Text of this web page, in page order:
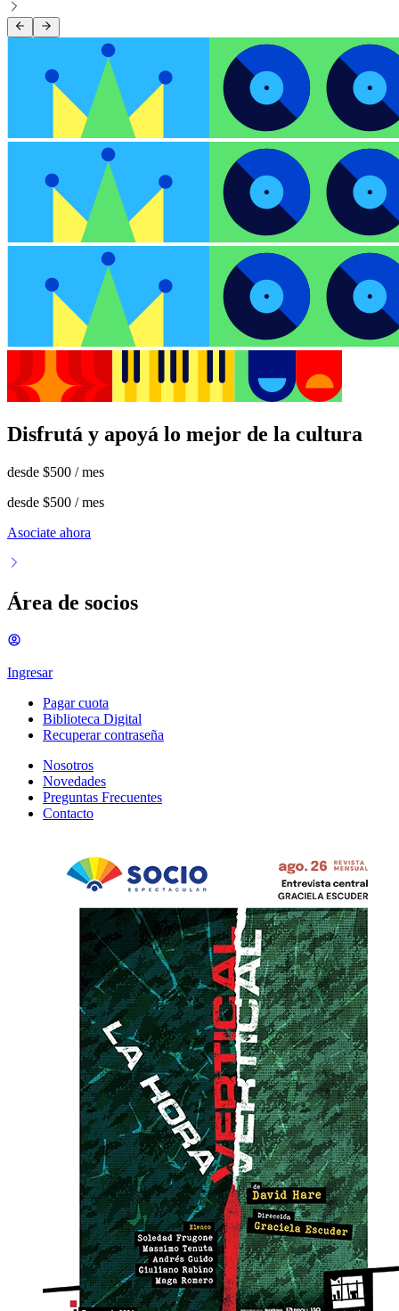
Disfrutá y apoyá lo mejor de la cultura
desde $500 / mes
desde $500 / mes
Asociate ahora
Área de socios
Ingresar
Pagar cuota
Biblioteca Digital
Recuperar contraseña
Nosotros
Novedades
Preguntas Frecuentes
Contacto